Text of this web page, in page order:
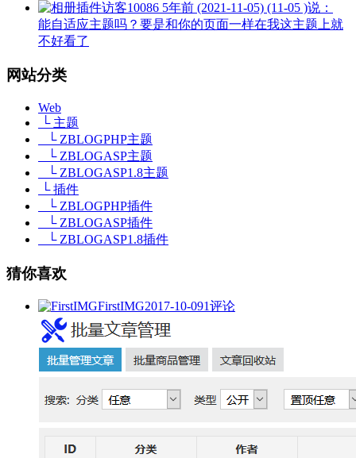
访客10086 5年前 (2021-11-05) (11-05 )说：
能自适应主题吗？要是和你的页面一样在我这主题上就
不好看了
网站分类
Web
└ 主题
└ ZBLOGPHP主题
└ ZBLOGASP主题
└ ZBLOGASP1.8主题
└ 插件
└ ZBLOGPHP插件
└ ZBLOGASP插件
└ ZBLOGASP1.8插件
猜你喜欢
FirstIMG2017-10-091评论